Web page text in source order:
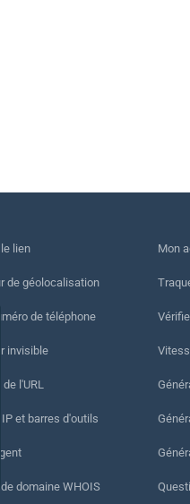
lien
de géolocalisation
de téléphone
invisible
l'URL
IP et barres d'outils
de domaine WHOIS
Mon